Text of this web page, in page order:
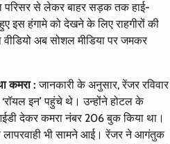
परिसर से लेकर बाहर सड़क तक हाई-
इस हंगामे को देखने के लिए राहगीरों की
अब सोशल मीडिया पर जमकर
कमरा : जानकारी के अनुसार, रेंजर रविवार
इन’ पहुंचे थे। उन्होंने होटल के
देकर कमरा नंबर 206 बुक किया था।
लापरवाही भी सामने आई। रेंजर ने आगंतुक